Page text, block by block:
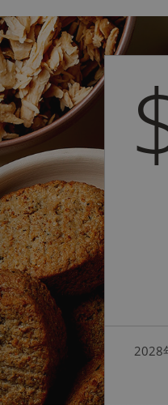
2028